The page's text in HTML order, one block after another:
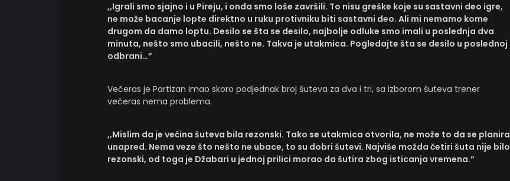
,,Igrali smo sjajno i u Pireju, i onda smo loše završili. To nisu greške koje su sastavni deo igre,
ne može bacanje lopte direktno u ruku protivniku biti sastavni deo. Ali mi nemamo kome
drugom da damo loptu. Desilo se šta se desilo, najbolje odluke smo imali u poslednja dva
minuta, nešto smo ubacili, nešto ne. Takva je utakmica. Pogledajte šta se desilo u poslednoj
odbrani…”
Večeras je Partizan imao skoro podjednak broj šuteva za dva i tri, sa izborom šuteva trener
večeras nema problema.
,,Mislim da je većina šuteva bila rezonski. Tako se utakmica otvorila, ne može to da se planira
unapred. Nema veze što nešto ne ubace, to su dobri šutevi. Najviše možda četiri šuta nije bilo
rezonski, od toga je Džabari u jednoj prilici morao da šutira zbog isticanja vremena.”